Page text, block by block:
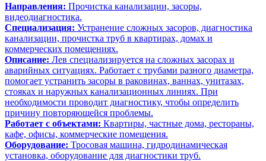
Направления: Прочистка канализации, засоры,
видеодиагностика.
Специализация: Устранение сложных засоров, диагностика
канализации, прочистка труб в квартирах, домах и
коммерческих помещениях.
Описание: Лев специализируется на сложных засорах и
аварийных ситуациях. Работает с трубами разного диаметра,
помогает устранить засоры в раковинах, ваннах, унитазах,
стояках и наружных канализационных линиях. При
необходимости проводит диагностику, чтобы определить
причину повторяющейся проблемы.
Работает с объектами: Квартиры, частные дома, рестораны,
кафе, офисы, коммерческие помещения.
Оборудование: Тросовая машина, гидродинамическая
установка, оборудование для диагностики труб.